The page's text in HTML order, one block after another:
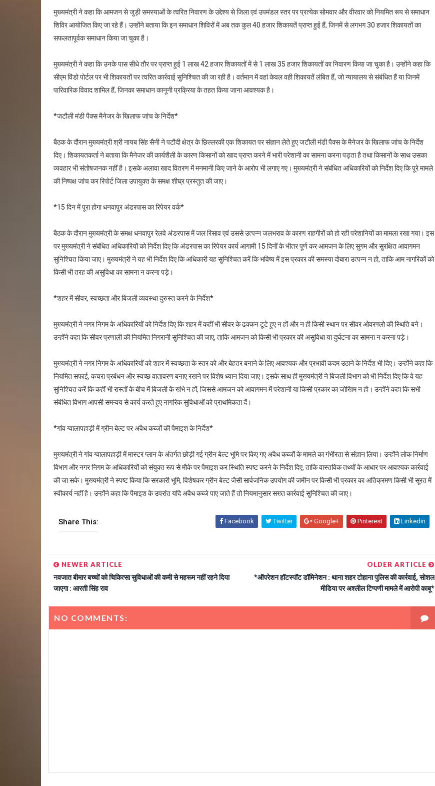
मुख्यमंत्री ने कहा कि आमजन से जुड़ी समस्याओं के त्वरित निवारण के उद्देश्य से जिला एवं उपमंडल स्तर पर प्रत्येक सोमवार और वीरवार को नियमित रूप से समाधान
शिविर आयोजित किए जा रहे हैं। उन्होंने बताया कि इन समाधान शिविरों में अब तक कुल 40 हजार शिकायतें प्राप्त हुई हैं, जिनमें से लगभग 30 हजार शिकायतों का
सफलतापूर्वक समाधान किया जा चुका है।
मुख्यमंत्री ने कहा कि उनके पास सीधे तौर पर प्राप्त हुई 1 लाख 42 हजार शिकायतों में से 1 लाख 35 हजार शिकायतों का निवारण किया जा चुका है। उन्होंने कहा कि
सीएम विंडो पोर्टल पर भी शिकायतों पर त्वरित कार्रवाई सुनिश्चित की जा रही है। वर्तमान में वहां केवल वही शिकायतें लंबित हैं, जो न्यायालय से संबंधित हैं या जिनमें
पारिवारिक विवाद शामिल हैं, जिनका समाधान कानूनी प्रक्रिया के तहत किया जाना आवश्यक है।
*जटौली मंडी पैक्स मैनेजर के खिलाफ जांच के निर्देश*
बैठक के दौरान मुख्यमंत्री श्री नायब सिंह सैनी ने पटौदी क्षेत्र के छिल्लरकी एक शिकायत पर संज्ञान लेते हुए जटौली मंडी पैक्स के मैनेजर के खिलाफ जांच के निर्देश
दिए। शिकायतकर्ता ने बताया कि मैनेजर की कार्यशैली के कारण किसानों को खाद प्राप्त करने में भारी परेशानी का सामना करना पड़ता है तथा किसानों के साथ उसका
व्यवहार भी संतोषजनक नहीं है। इसके अलावा खाद वितरण में मनमानी किए जाने के आरोप भी लगाए गए। मुख्यमंत्री ने संबंधित अधिकारियों को निर्देश दिए कि पूरे मामले
की निष्पक्ष जांच कर रिपोर्ट जिला उपायुक्त के समक्ष शीघ्र प्रस्तुत की जाए।
*15 दिन में पूरा होगा धनवापुर अंडरपास का रिपेयर वर्क*
बैठक के दौरान मुख्यमंत्री के समक्ष धनवापुर रेलवे अंडरपास में जल रिसाव एवं उससे उत्पन्न जलभराव के कारण राहगीरों को हो रही परेशानियों का मामला रखा गया। इस
पर मुख्यमंत्री ने संबंधित अधिकारियों को निर्देश दिए कि अंडरपास का रिपेयर कार्य आगामी 15 दिनों के भीतर पूर्ण कर आमजन के लिए सुगम और सुरक्षित आवागमन
सुनिश्चित किया जाए। मुख्यमंत्री ने यह भी निर्देश दिए कि अधिकारी यह सुनिश्चित करें कि भविष्य में इस प्रकार की समस्या दोबारा उत्पन्न न हो, ताकि आम नागरिकों को
किसी भी तरह की असुविधा का सामना न करना पड़े।
*शहर में सीवर, स्वच्छता और बिजली व्यवस्था दुरुस्त करने के निर्देश*
मुख्यमंत्री ने नगर निगम के अधिकारियों को निर्देश दिए कि शहर में कहीं भी सीवर के ढक्कन टूटे हुए न हों और न ही किसी स्थान पर सीवर ओवरफ्लो की स्थिति बने।
उन्होंने कहा कि सीवर प्रणाली की नियमित निगरानी सुनिश्चित की जाए, ताकि आमजन को किसी भी प्रकार की असुविधा या दुर्घटना का सामना न करना पड़े।
मुख्यमंत्री ने नगर निगम के अधिकारियों को शहर में स्वच्छता के स्तर को और बेहतर बनाने के लिए आवश्यक और प्रभावी कदम उठाने के निर्देश भी दिए। उन्होंने कहा कि
नियमित सफाई, कचरा प्रबंधन और स्वच्छ वातावरण बनाए रखने पर विशेष ध्यान दिया जाए। इसके साथ ही मुख्यमंत्री ने बिजली विभाग को भी निर्देश दिए कि वे यह
सुनिश्चित करें कि कहीं भी रास्तों के बीच में बिजली के खंभे न हों, जिससे आमजन को आवागमन में परेशानी या किसी प्रकार का जोखिम न हो। उन्होंने कहा कि सभी
संबंधित विभाग आपसी समन्वय से कार्य करते हुए नागरिक सुविधाओं को प्राथमिकता दें।
*गांव ग्वालापहाड़ी में ग्रीन बेल्ट पर अवैध कब्जों की पैमाइश के निर्देश*
मुख्यमंत्री ने गांव ग्वालापहाड़ी में मास्टर प्लान के अंतर्गत छोड़ी गई ग्रीन बेल्ट भूमि पर किए गए अवैध कब्जों के मामले का गंभीरता से संज्ञान लिया। उन्होंने लोक निर्माण
विभाग और नगर निगम के अधिकारियों को संयुक्त रूप से मौके पर पैमाइश कर स्थिति स्पष्ट करने के निर्देश दिए, ताकि वास्तविक तथ्यों के आधार पर आवश्यक कार्रवाई
की जा सके। मुख्यमंत्री ने स्पष्ट किया कि सरकारी भूमि, विशेषकर ग्रीन बेल्ट जैसी सार्वजनिक उपयोग की जमीन पर किसी भी प्रकार का अतिक्रमण किसी भी सूरत में
स्वीकार्य नहीं है। उन्होंने कहा कि पैमाइश के उपरांत यदि अवैध कब्जे पाए जाते हैं तो नियमानुसार सख्त कार्रवाई सुनिश्चित की जाए।
Share This: Facebook Twitter Google+ Pinterest Linkedin
NEWER ARTICLE
नवजात बीमार बच्चों को चिकित्सा सुविधाओं की कमी से महरूम नहीं रहने दिया
जाएगा : आरती सिंह राव
OLDER ARTICLE
*ऑपरेशन हॉटस्पॉट डॉमिनेशन : थाना शहर टोहाना पुलिस की कार्रवाई, सोशल
मीडिया पर अश्लील टिप्पणी मामले में आरोपी काबू*
NO COMMENTS: